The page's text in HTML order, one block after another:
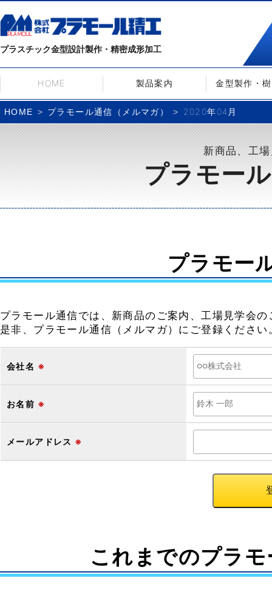
プラスチック金型設計製作・精密成形加工
HOME 製品案内 金型製作・
HOME プラモール通信（メルマガ） 2020年04月
新商品、工
プラモー
プラモー
プラモール通信では、新商品のご案内、工場見学会
是非、プラモール通信（メルマガ）にご登録ください
会社名 ※
お名前 ※
メールアドレス ※
これまでのプラ